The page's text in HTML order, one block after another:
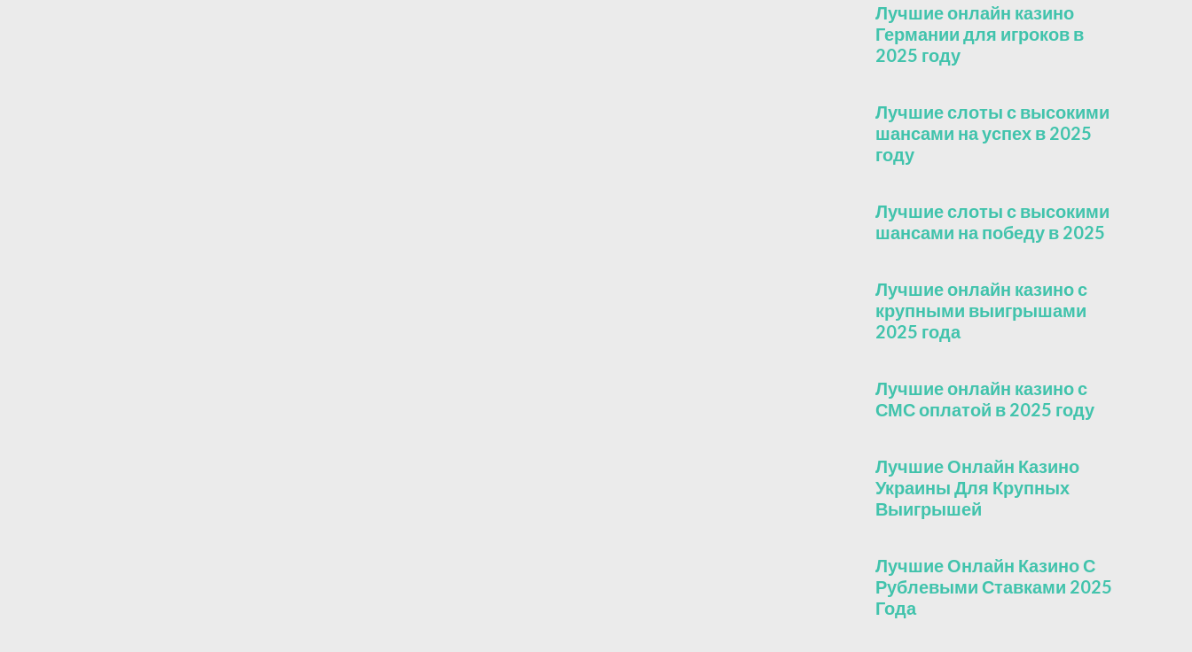
Лучшие онлайн казино
Германии для игроков в
2025 году
Лучшие слоты с высокими
шансами на успех в 2025
году
Лучшие слоты с высокими
шансами на победу в 2025
Лучшие онлайн казино с
крупными выигрышами
2025 года
Лучшие онлайн казино с
СМС оплатой в 2025 году
Лучшие Онлайн Казино
Украины Для Крупных
Выигрышей
Лучшие Онлайн Казино С
Рублевыми Ставками 2025
Года